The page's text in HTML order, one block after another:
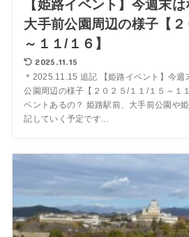
【姫路イベント】今週末
大手前公園周辺の様子【２
～１１/１６】
2025.11.15
＊2025.11.15 追記 【姫路イベント】今週
公園周辺の様子【２０２５/１１/１５～１
ベントあるの？ 姫路駅前、大手前公園や
記していく予定です...